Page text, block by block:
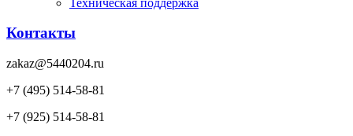
Контакты
zakaz@5440204.ru
+7 (495) 514-58-81
+7 (925) 514-58-81